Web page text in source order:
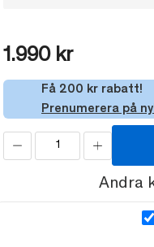
1.990 kr
Få 200 kr rabatt!
Prenumerera på
Andra